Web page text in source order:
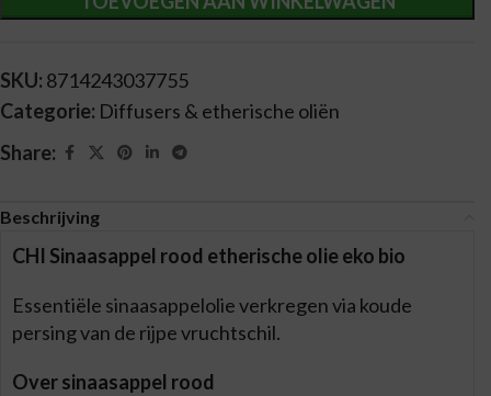
SKU: 8714243037755
Categorie: Diffusers & etherische oliën
Share:
Beschrijving
CHI Sinaasappel rood etherische olie eko bio
Essentiële sinaasappelolie verkregen via koude
persing van de rijpe vruchtschil.
Over sinaasappel rood